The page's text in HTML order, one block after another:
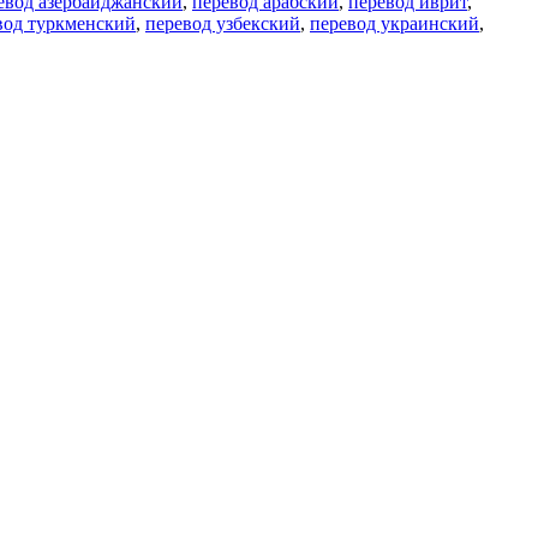
туркменский, перевод узбекский, перевод украинский,